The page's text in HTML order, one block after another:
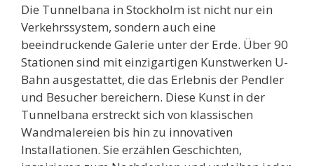
Die Tunnelbana in Stockholm ist nicht nur ein
Verkehrssystem, sondern auch eine
beeindruckende Galerie unter der Erde. Über 90
Stationen sind mit einzigartigen Kunstwerken U-
Bahn ausgestattet, die das Erlebnis der Pendler
und Besucher bereichern. Diese Kunst in der
Tunnelbana erstreckt sich von klassischen
Wandmalereien bis hin zu innovativen
Installationen. Sie erzählen Geschichten,